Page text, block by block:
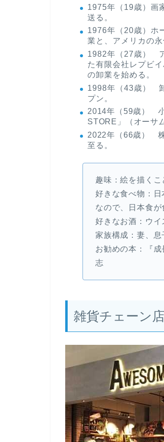
1975年（19歳）画
送る。
1976年（20歳）ホ
業と、アメリカの永
1982年（27歳）
た有限会社レプビ
の卸業を始める。
1998年（43歳）
プン。
2014年（59歳）
STORE」（オーサ
2022年（66歳） 株
至る。
趣味：絵を描く
好きな食べ物：
なので、日本食が
好きなお酒：ウイ
家族構成：妻、息
お勧めの本：『
志
雑貨チェーン